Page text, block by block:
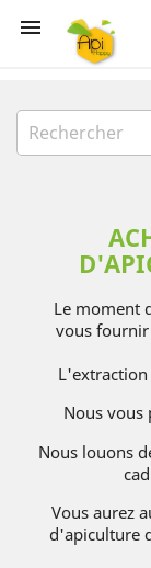

Le moment
vous
L'extraction
Nous vous
Nous louons
Vous aurez
d'apiculture